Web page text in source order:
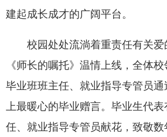
建起成长成才的广阔平台。
校园处处流淌着重责任有关爱
《师长的嘱托》温情上线，全体校
毕业班班主任、就业指导专管员
上最暖心的毕业赠言。毕业生代
任、就业指导专管员献花，致敬